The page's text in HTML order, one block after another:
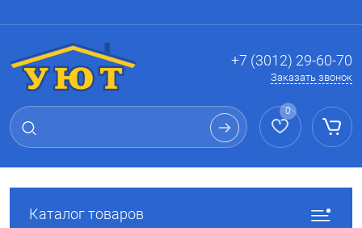
+7 (3012) 29-60-70
Заказать звонок
0
Каталог товаров